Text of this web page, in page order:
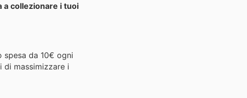
collezionare i tuoi
spesa da 10€ ogni
di massimizzare i